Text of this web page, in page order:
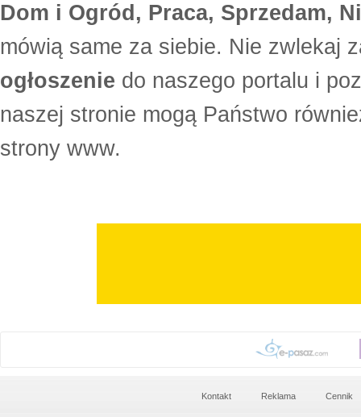
Dom i Ogród, Praca, Sprzedam,
mówią same za siebie. Nie zwlekaj
ogłoszenie do naszego portalu i
naszej stronie mogą Państwo
strony www.
Kontakt Reklama Cennik